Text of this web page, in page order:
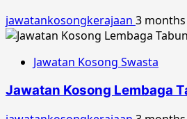
jawatankosongkerajaan 3
Jawatan Kosong Swasta
Jawatan Kosong Lembaga